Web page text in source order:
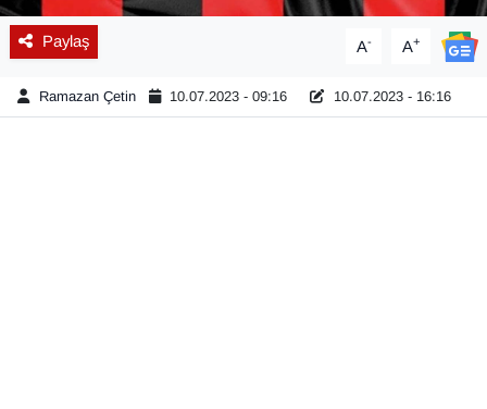
Paylaş A- A+
Ramazan Çetin 10.07.2023 - 09:16 10.07.2023 - 16:16
Eleman
En çok konuşulanlar